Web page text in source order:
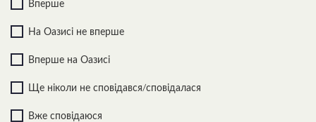
Вперше
На Оазисі не вперше
Вперше на Оазисі
Ще ніколи не сповідався/сповідалася
Вже сповідаюся